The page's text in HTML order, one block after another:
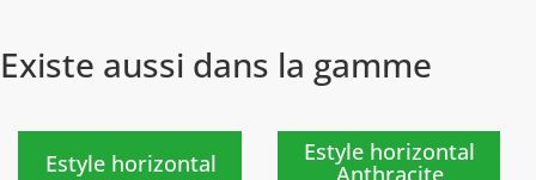
Existe aussi dans la gamme
Estyle horizontal Estyle horizontal
Anthracite